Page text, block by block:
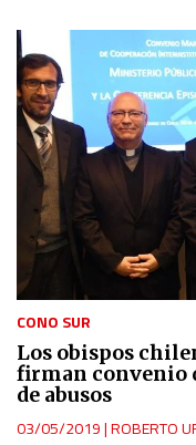
CONO SUR
Los obispos
firman convenio
de abusos
03/05/2019|ROBERTO